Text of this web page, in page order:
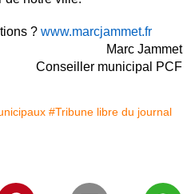
? www.marcjammet.fr
Marc Jammet
Conseiller municipal PCF
#Tribune libre du journal